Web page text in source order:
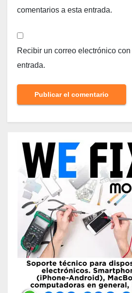
comentarios a esta entrada.
Recibir un correo electrónico
entrada.